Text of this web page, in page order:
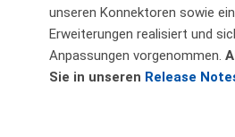
unseren Konnektoren sowie
Erweiterungen realisiert und
Anpassungen vorgenommen.
Sie in unseren Release